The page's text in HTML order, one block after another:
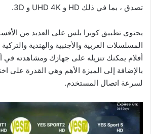
تصدق ، بما في ذلك HD و UHD 4K و 3D.
يحتوي تطبيق كوبرا بلس على العديد من
المسلسلات العربية والأجنبية والهندية
أفلام يمكنك تنزيله على جهازك ومشاهدته في
بالإضافة إلى الميزة الأهم وهي القدرة على
لسرعة اتصال المستخدم.